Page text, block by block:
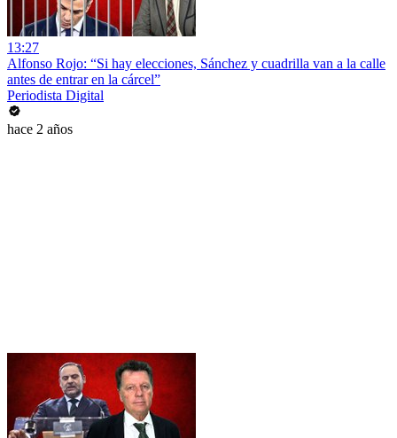
13:27
Alfonso Rojo: “Si hay elecciones, Sánchez y cuadrilla van a la calle
antes de entrar en la cárcel”
Periodista Digital
hace 2 años